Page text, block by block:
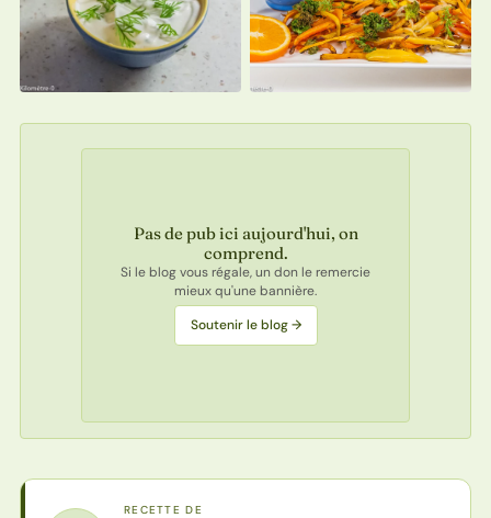
Pas de pub ici aujourd'hui, on
comprend.
Si le blog vous régale, un don le remercie
mieux qu'une bannière.
Soutenir le blog →
RECETTE DE